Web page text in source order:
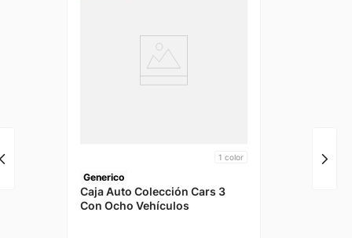
1 color
Generico
Caja Auto Colección Cars 3
Con Ocho Vehículos